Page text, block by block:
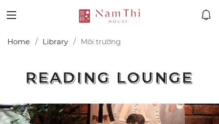
Home Library Môi trường
READING LOUNGE
READING LOUNGE